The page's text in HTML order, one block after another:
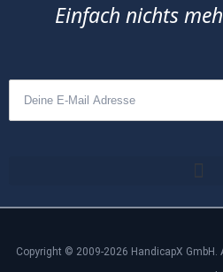
Einfach nichts
Copyright © 2009-2026 HandicapX GmbH.